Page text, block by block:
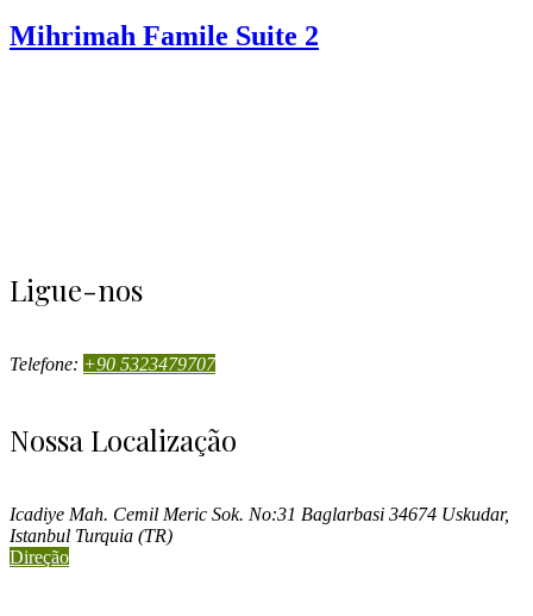
Mihrimah Famile Suite 2
Ligue-nos
Telefone: +90 5323479707
Nossa Localização
Icadiye Mah. Cemil Meric Sok. No:31 Baglarbasi 34674 Uskudar,
Istanbul Turquia (TR)
Direção